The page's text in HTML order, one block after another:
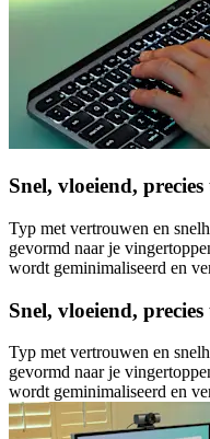
Snel, vloeiend,
Typ met vertrouwen en
gevormd naar je
wordt geminimaliseerd en
Snel, vloeiend,
Typ met vertrouwen en
gevormd naar je
wordt geminimaliseerd en